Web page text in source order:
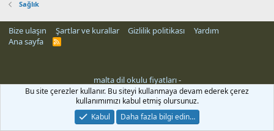
Sağlık
Bize ulaşın Şartlar ve kurallar Gizlilik politikası
Yardım
Ana sayfa
R
malta dil okulu fiyatları-
Bu site çerezler kullanır. Bu siteyi kullanmaya devam ederek çerez
kullanımımızı kabul etmiş olursunuz.
Kabul
Daha fazla bilgi edin…